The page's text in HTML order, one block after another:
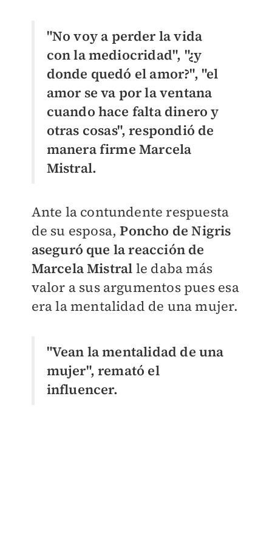
"No voy a perder la vida
con la mediocridad", "¿y
donde quedó el amor?", "el
amor se va por la ventana
cuando hace falta dinero y
otras cosas", respondió de
manera firme Marcela
Mistral.
Ante la contundente respuesta
de su esposa,Poncho de Nigris
aseguró que la reacción de
Marcela Mistral le daba más
valor a sus argumentos pues esa
era la mentalidad de una mujer.
"Vean la mentalidad de una
mujer", remató el
influencer.